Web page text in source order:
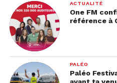
thé de vanille – 1 œuf – 1/
1/4 cuillère à thé de sel – 1/
poudre à pâte – 1/8 cuillère
de soude – 1 1/2 tasse de
framboises congelées,
ACTUALITÉ
One FM
référence à
PALÉO
Paléo
avant ta